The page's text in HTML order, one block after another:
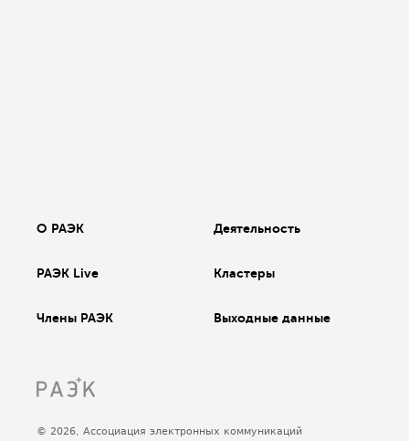
О РАЭК Деятельность
РАЭК Live Кластеры
Члены РАЭК Выходные данные
© 2026, Ассоциация электронных коммуникаций